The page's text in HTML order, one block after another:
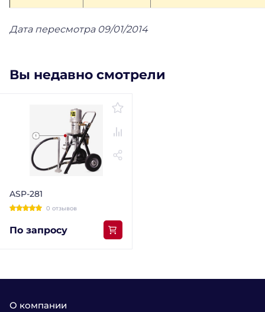
Дата пересмотра 09/01/2014
Вы недавно смотрели
ASP-281
0 отзывов
По запросу
О компании